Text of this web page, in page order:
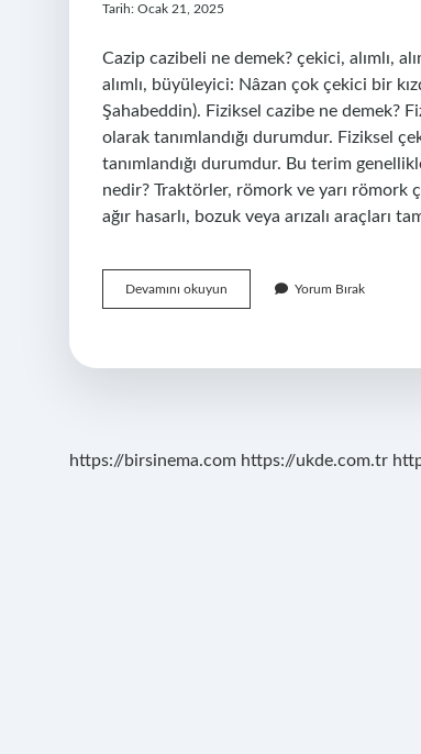
Tarih: Ocak 21, 2025
Cazip cazibeli ne demek? çekici, alımlı,
alımlı, büyüleyici: Nâzan çok çekici bir
Şahabeddin). Fiziksel cazibe ne demek?
olarak tanımlandığı durumdur. Fiziksel
tanımlandığı durumdur. Bu terim
nedir? Traktörler, römork ve yarı römork
ağır hasarlı, bozuk veya arızalı araçları
Devamını okuyun
Cazibeli
Nedir
Yorum Bırak
https://birsinema.com https://ukde.com.tr